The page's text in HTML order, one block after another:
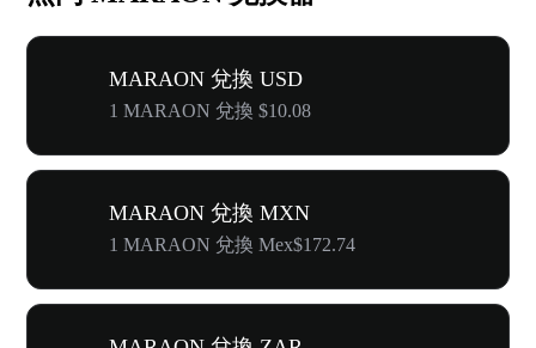
MARAON 兌換 USD
1 MARAON 兌換 $10.08
MARAON 兌換 MXN
1 MARAON 兌換 Mex$172.74